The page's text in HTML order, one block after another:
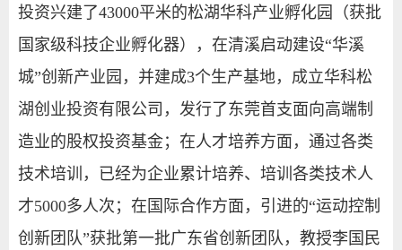
投资兴建了43000平米的松湖华科产业孵化园（获批
国家级科技企业孵化器），在清溪启动建设“华溪
城”创新产业园，并建成3个生产基地，成立华科松
湖创业投资有限公司，发行了东莞首支面向高端制
造业的股权投资基金；在人才培养方面，通过各类
技术培训，已经为企业累计培养、培训各类技术人
才5000多人次；在国际合作方面，引进的“运动控制
创新团队”获批第一批广东省创新团队，教授李国民